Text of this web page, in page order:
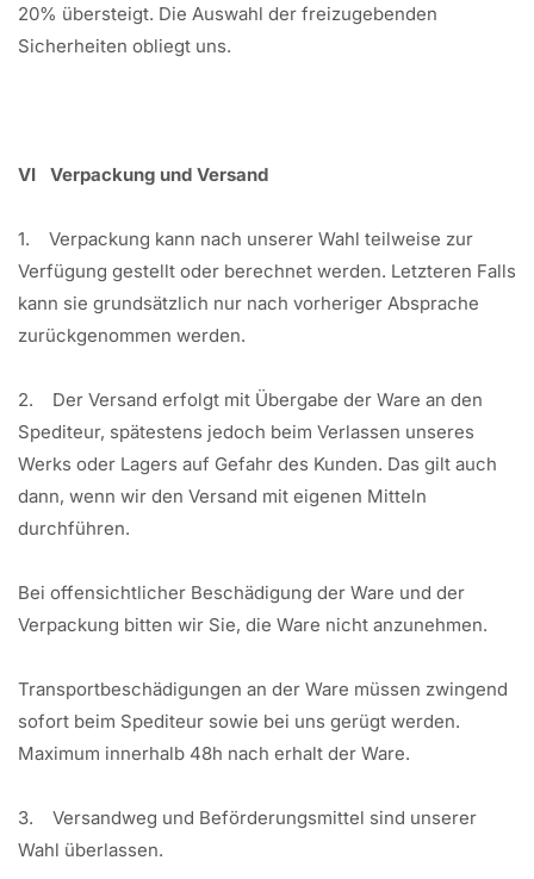
20% übersteigt. Die Auswahl der freizugebenden
Sicherheiten obliegt uns.
VI Verpackung und Versand
1. Verpackung kann nach unserer Wahl teilweise zur
Verfügung gestellt oder berechnet werden. Letzteren Falls
kann sie grundsätzlich nur nach vorheriger Absprache
zurückgenommen werden.
2. Der Versand erfolgt mit Übergabe der Ware an den
Spediteur, spätestens jedoch beim Verlassen unseres
Werks oder Lagers auf Gefahr des Kunden. Das gilt auch
dann, wenn wir den Versand mit eigenen Mitteln
durchführen.
Bei offensichtlicher Beschädigung der Ware und der
Verpackung bitten wir Sie, die Ware nicht anzunehmen.
Transportbeschädigungen an der Ware müssen zwingend
sofort beim Spediteur sowie bei uns gerügt werden.
Maximum innerhalb 48h nach erhalt der Ware.
3. Versandweg und Beförderungsmittel sind unserer
Wahl überlassen.